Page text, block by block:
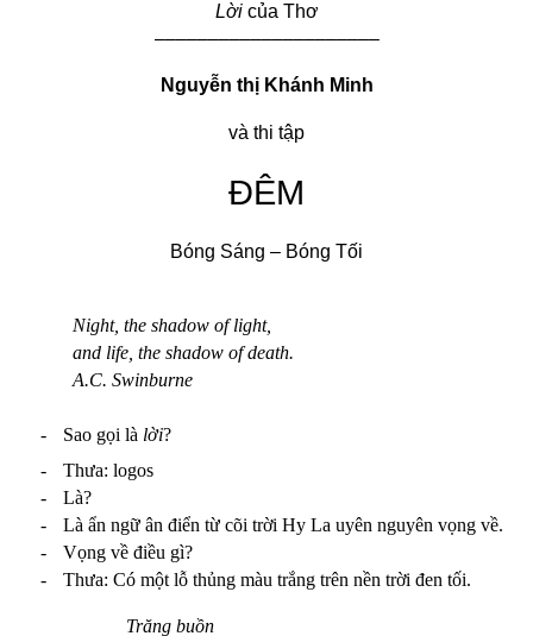
Lời của Thơ
–––––––––––––––––––––
Nguyễn thị Khánh Minh
và thi tập
ĐÊM
Bóng Sáng – Bóng Tối
Night, the shadow of light,
and life, the shadow of death.
A.C. Swinburne
- Sao gọi là lời?
-
Thưa: logos
-
Là?
-
Là ẩn ngữ ân điển từ cõi trời Hy La uyên nguyên vọng về.
-
Vọng về điều gì?
-
Thưa: Có một lỗ thủng màu trắng trên nền trời đen tối.
Trăng buồn